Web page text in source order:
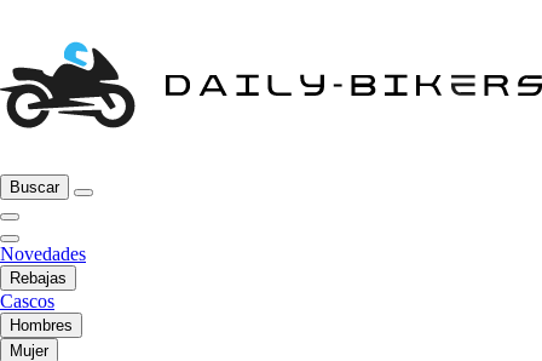
Buscar
Novedades
Rebajas
Cascos
Hombres
Mujer